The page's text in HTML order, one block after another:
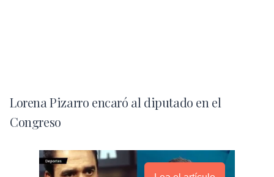
Lorena Pizarro encaró al diputado en el
Congreso